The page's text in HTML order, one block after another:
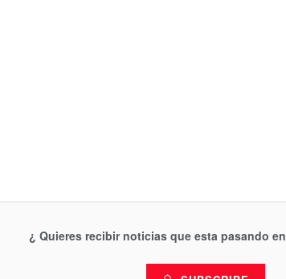
¿ Quieres recibir noticias que esta pasando